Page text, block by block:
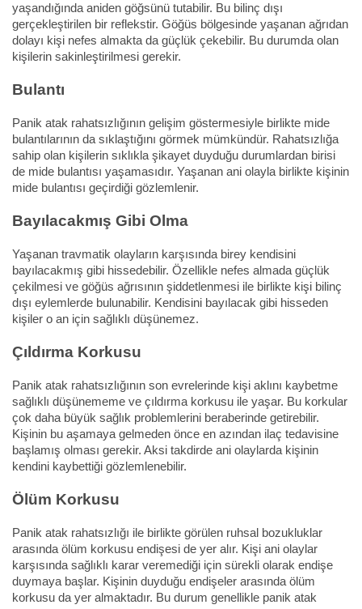
yaşandığında aniden göğsünü tutabilir. Bu bilinç dışı
gerçekleştirilen bir reflekstir. Göğüs bölgesinde yaşanan ağrıdan
dolayı kişi nefes almakta da güçlük çekebilir. Bu durumda olan
kişilerin sakinleştirilmesi gerekir.
Bulantı
Panik atak rahatsızlığının gelişim göstermesiyle birlikte mide
bulantılarının da sıklaştığını görmek mümkündür. Rahatsızlığa
sahip olan kişilerin sıklıkla şikayet duyduğu durumlardan birisi
de mide bulantısı yaşamasıdır. Yaşanan ani olayla birlikte kişinin
mide bulantısı geçirdiği gözlemlenir.
Bayılacakmış Gibi Olma
Yaşanan travmatik olayların karşısında birey kendisini
bayılacakmış gibi hissedebilir. Özellikle nefes almada güçlük
çekilmesi ve göğüs ağrısının şiddetlenmesi ile birlikte kişi bilinç
dışı eylemlerde bulunabilir. Kendisini bayılacak gibi hisseden
kişiler o an için sağlıklı düşünemez.
Çıldırma Korkusu
Panik atak rahatsızlığının son evrelerinde kişi aklını kaybetme
sağlıklı düşünememe ve çıldırma korkusu ile yaşar. Bu korkular
çok daha büyük sağlık problemlerini beraberinde getirebilir.
Kişinin bu aşamaya gelmeden önce en azından ilaç tedavisine
başlamış olması gerekir. Aksi takdirde ani olaylarda kişinin
kendini kaybettiği gözlemlenebilir.
Ölüm Korkusu
Panik atak rahatsızlığı ile birlikte görülen ruhsal bozukluklar
arasında ölüm korkusu endişesi de yer alır. Kişi ani olaylar
karşısında sağlıklı karar veremediği için sürekli olarak endişe
duymaya başlar. Kişinin duyduğu endişeler arasında ölüm
korkusu da yer almaktadır. Bu durum genellikle panik atak